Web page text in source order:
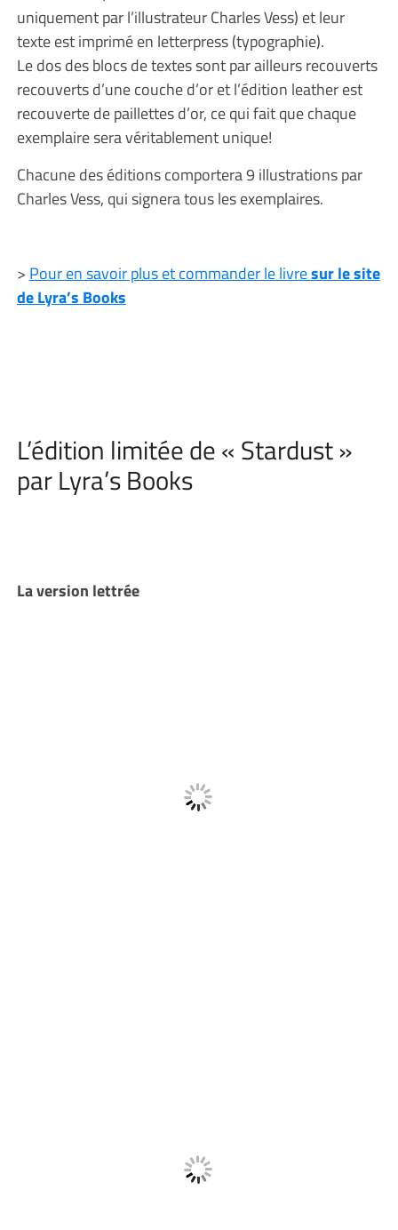
uniquement par l’illustrateur Charles Vess) et leur
texte est imprimé en letterpress (typographie).
Le dos des blocs de textes sont par ailleurs recouverts
recouverts d’une couche d’or et l’édition leather est
recouverte de paillettes d’or, ce qui fait que chaque
exemplaire sera véritablement unique!
Chacune des éditions comportera 9 illustrations par
Charles Vess, qui signera tous les exemplaires.
> Pour en savoir plus et commander le livresur le site
de Lyra’s Books
L’édition limitée de « Stardust »
par Lyra’s Books
La version lettrée